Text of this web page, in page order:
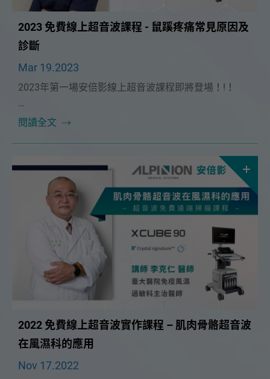
2023 免費線上超音波課程 - 鼠蹊疼痛常見原因及
診斷
Mar 19.2023
2023年第一場安倍影線上超音波課程即將登場！!！
非常榮幸這次能邀請到 生昇診所台北院區院長🔥 洪綱
閱讀全文
2022 免費線上超音波實作課程 – 肌肉骨骼超音波
在風濕科的應用
Nov 17.2022